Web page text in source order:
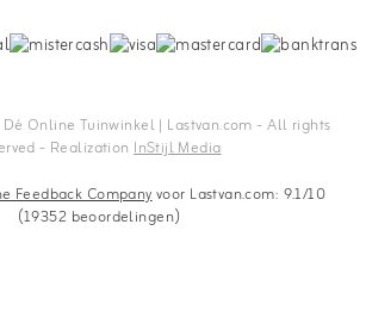
Online Tuinwinkel | Lastvan.com‎ - All rights
- RealizationInStijl Media
Feedback Companyvoor Lastvan.com: 9.1/10
(19352 beoordelingen)